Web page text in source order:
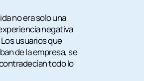
no era solo una
negativa
usuarios que
de la empresa, se
todo lo